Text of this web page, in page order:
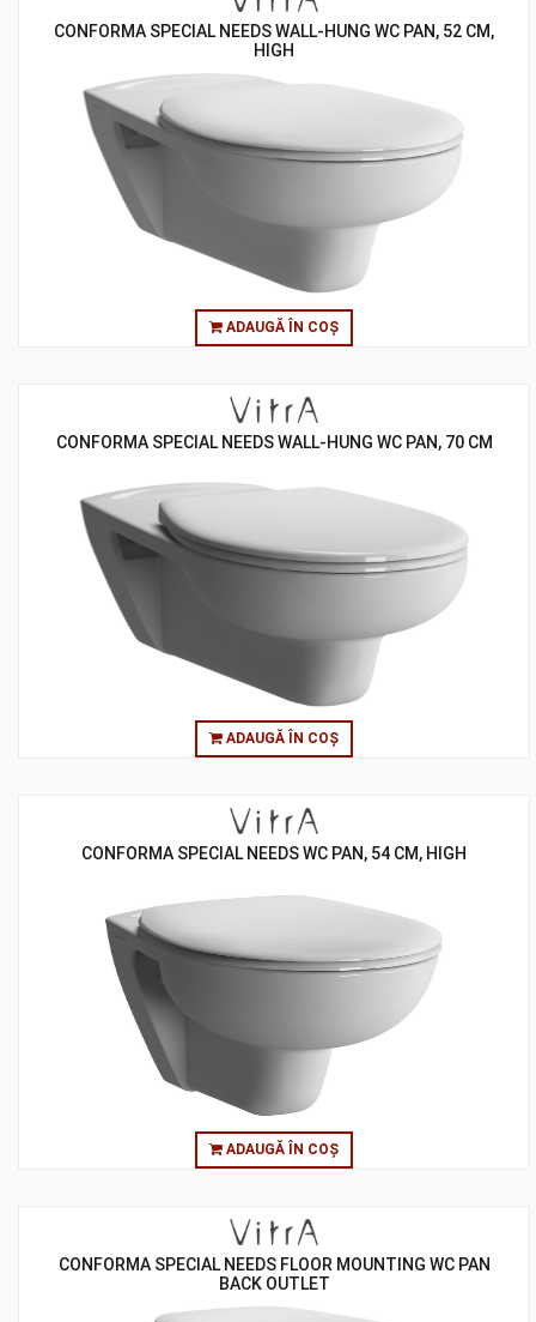
CONFORMA SPECIAL NEEDS WALL-HUNG WC PAN, 52 CM,
HIGH
ADAUGĂ ÎN COȘ
CONFORMA SPECIAL NEEDS WALL-HUNG WC PAN, 70 CM
ADAUGĂ ÎN COȘ
CONFORMA SPECIAL NEEDS WC PAN, 54 CM, HIGH
ADAUGĂ ÎN COȘ
CONFORMA SPECIAL NEEDS FLOOR MOUNTING WC PAN
BACK OUTLET